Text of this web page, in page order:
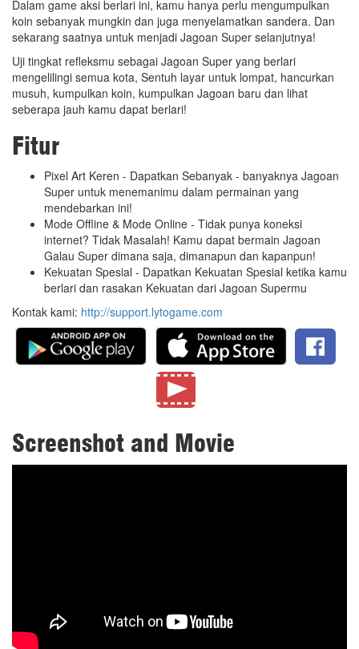
Dalam game aksi berlari ini, kamu hanya perlu mengumpulkan
koin sebanyak mungkin dan juga menyelamatkan sandera. Dan
sekarang saatnya untuk menjadi Jagoan Super selanjutnya!
Uji tingkat refleksmu sebagai Jagoan Super yang berlari
mengelilingi semua kota, Sentuh layar untuk lompat, hancurkan
musuh, kumpulkan koin, kumpulkan Jagoan baru dan lihat
seberapa jauh kamu dapat berlari!
Fitur
Pixel Art Keren - Dapatkan Sebanyak - banyaknya Jagoan
Super untuk menemanimu dalam permainan yang
mendebarkan ini!
Mode Offline & Mode Online - Tidak punya koneksi
internet? Tidak Masalah! Kamu dapat bermain Jagoan
Galau Super dimana saja, dimanapun dan kapanpun!
Kekuatan Spesial - Dapatkan Kekuatan Spesial ketika kamu
berlari dan rasakan Kekuatan dari Jagoan Supermu
Kontak kami: http://support.lytogame.com
Screenshot and Movie